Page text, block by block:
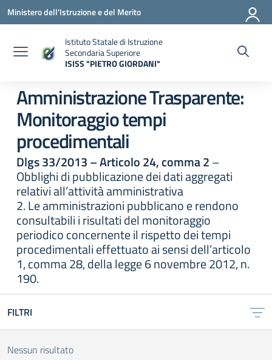
Vai ai contenuti
Vai al menu di navigazione
Vai al footer
Ministero dell'Istruzione e del Merito
Istituto Statale di Istruzione
Secondaria Superiore
ISISS "PIETRO GIORDANI"
Amministrazione Trasparente:
Monitoraggio tempi
procedimentali
Dlgs 33/2013 – Articolo 24, comma 2–
Obblighi di pubblicazione dei dati aggregati
relativi all’attività amministrativa
2. Le amministrazioni pubblicano e rendono
consultabili i risultati del monitoraggio
periodico concernente il rispetto dei tempi
procedimentali effettuato ai sensi dell’articolo
1, comma 28, della legge 6 novembre 2012, n.
190.
FILTRI
Nessun risultato